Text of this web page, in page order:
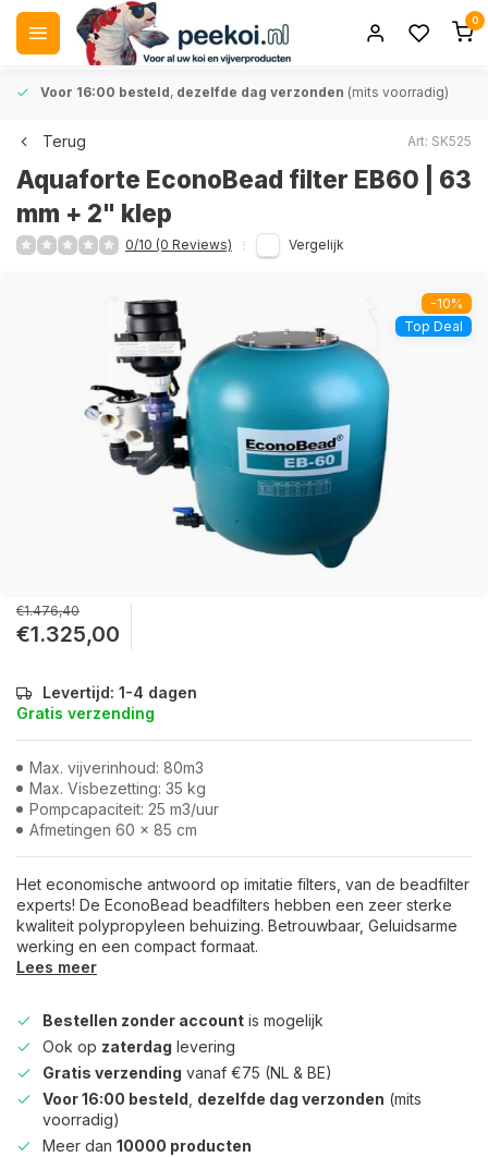
0
Voor 16:00 besteld, dezelfde dag verzonden (mits voorradig)
Terug Art: SK525
Aquaforte EconoBead filter EB60 | 63
mm + 2" klep
0/10 (0 Reviews) Vergelijk
-10%
Top Deal
€1.476,40
€1.325,00
Levertijd: 1-4 dagen
Gratis verzending
Max. vijverinhoud: 80m3
Max. Visbezetting: 35 kg
Pompcapaciteit: 25 m3/uur
Afmetingen 60 x 85 cm
Het economische antwoord op imitatie filters, van de beadfilter
experts! De EconoBead beadfilters hebben een zeer sterke
kwaliteit polypropyleen behuizing. Betrouwbaar, Geluidsarme
werking en een compact formaat.
Lees meer
Bestellen zonder account is mogelijk
Ook op zaterdag levering
Gratis verzending vanaf €75 (NL & BE)
Voor 16:00 besteld dezelfde dag verzonden (mits
voorradig)
Meer dan 10000 producten